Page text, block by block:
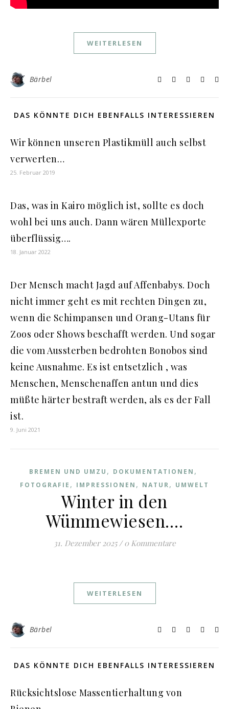
WEITERLESEN
Bärbel
DAS KÖNNTE DICH EBENFALLS INTERESSIEREN
Wir können unseren Plastikmüll auch selbst
verwerten…
25. Februar 2019
Das, was in Kairo möglich ist, sollte es doch
wohl bei uns auch. Dann wären Müllexporte
überflüssig….
18. Januar 2022
Der Mensch macht Jagd auf Affenbabys. Doch
nicht immer geht es mit rechten Dingen zu,
wenn die Schimpansen und Orang-Utans für
Zoos oder Shows beschafft werden. Und sogar
die vom Aussterben bedrohten Bonobos sind
keine Ausnahme. Es ist entsetzlich , was
Menschen, Menschenaffen antun und dies
müßte härter bestraft werden, als es der Fall
ist.
9. Juni 2021
BREMEN UND UMZU , DOKUMENTATIONEN ,
FOTOGRAFIE , IMPRESSIONEN , NATUR, UMWELT
Winter in den
Wümmewiesen….
31. Dezember 2025 / 0 Kommentare
WEITERLESEN
Bärbel
DAS KÖNNTE DICH EBENFALLS INTERESSIEREN
Rücksichtslose Massentierhaltung von